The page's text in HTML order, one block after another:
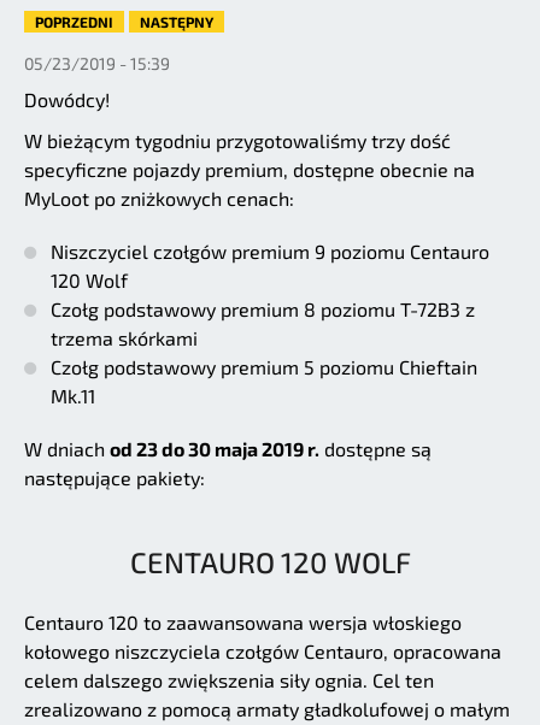
POPRZEDNI NASTĘPNY
05/23/2019 - 15:39
Dowódcy!
W bieżącym tygodniu przygotowaliśmy trzy dość
specyficzne pojazdy premium, dostępne obecnie na
MyLoot po zniżkowych cenach:
Niszczyciel czołgów premium 9 poziomu Centauro
120 Wolf
Czołg podstawowy premium 8 poziomu T-72B3 z
trzema skórkami
Czołg podstawowy premium 5 poziomu Chieftain
Mk.11
W dniach od 23 do 30 maja 2019 r. dostępne są
następujące pakiety:
CENTAURO 120 WOLF
Centauro 120 to zaawansowana wersja włoskiego
kołowego niszczyciela czołgów Centauro, opracowana
celem dalszego zwiększenia siły ognia. Cel ten
zrealizowano z pomocą armaty gładkolufowej o małym